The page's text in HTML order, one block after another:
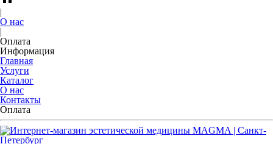
|
О нас
|
Оплата
Информация
Главная
Услуги
Каталог
О нас
Контакты
Оплата